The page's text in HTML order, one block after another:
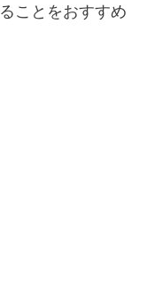
ことをおすすめ